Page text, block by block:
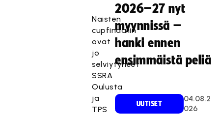
Naisten
cupfinaaliin
ovat
jo
selviytyneet
SSRA
Oulusta
ja
TPS
2026–27 nyt
myynnissä –
hanki ennen
ensimmäistä peliä
UUTISET
04.08.2
026